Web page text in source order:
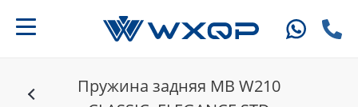
Пружина задняя MB W210